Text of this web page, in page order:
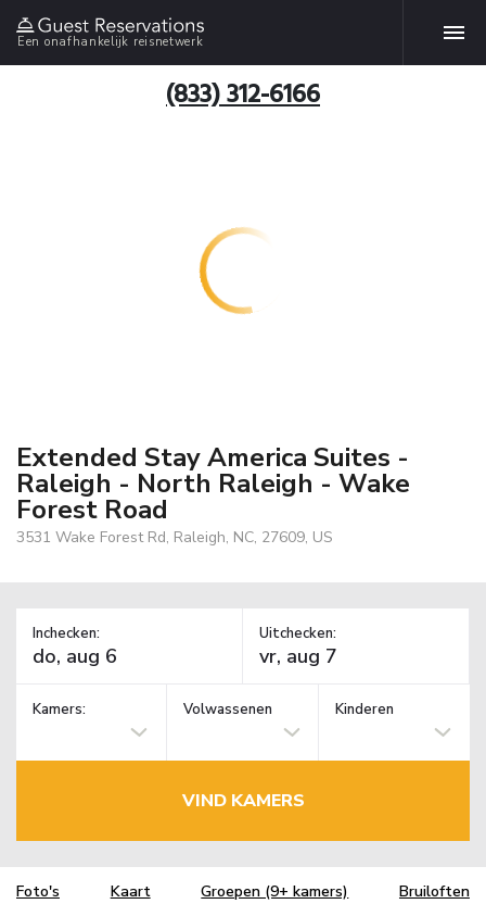
Een onafhankelijk reisnetwerk
(833) 312-6166
Extended Stay America Suites -
Raleigh - North Raleigh - Wake
Forest Road
3531 Wake Forest Rd, Raleigh, NC, 27609, US
Inchecken: Uitchecken:
Kamers: Volwassenen Kinderen
VIND KAMERS
Foto's Kaart Groepen (9+ kamers) Bruiloften